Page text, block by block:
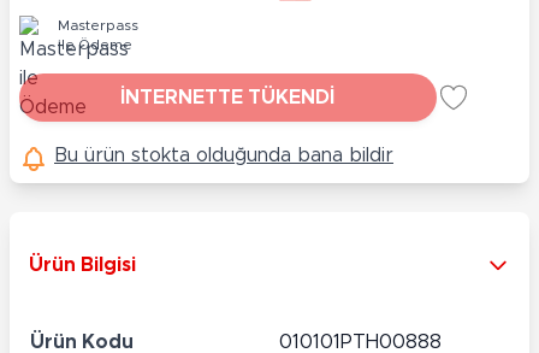
Masterpass
ile Ödeme
İNTERNETTE TÜKENDİ
Bu ürün stokta olduğunda bana bildir
Ürün Bilgisi
Ürün Kodu 010101PTH00888